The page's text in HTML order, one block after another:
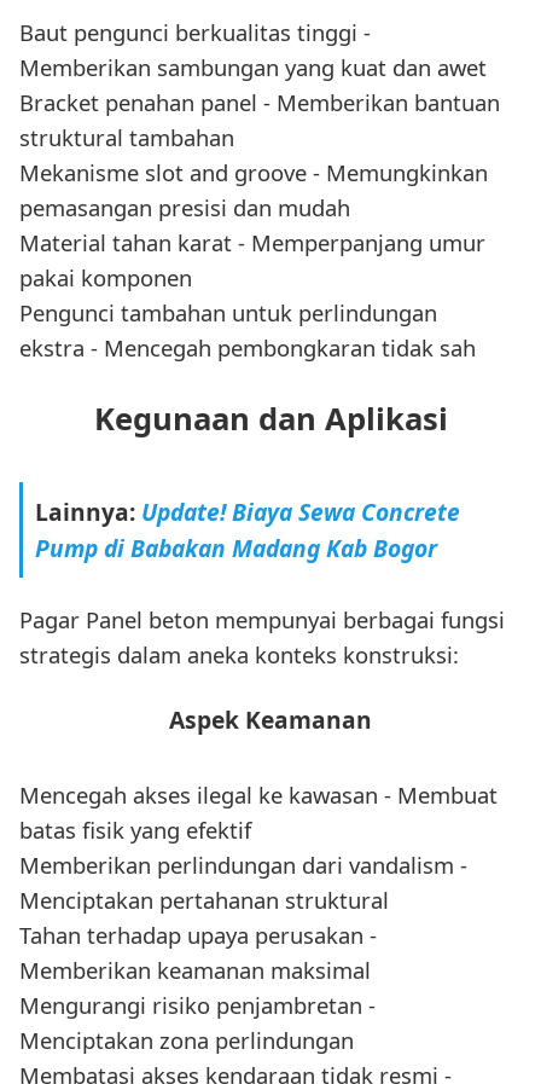
Baut pengunci berkualitas tinggi -
Memberikan sambungan yang kuat dan awet
Bracket penahan panel - Memberikan bantuan
struktural tambahan
Mekanisme slot and groove - Memungkinkan
pemasangan presisi dan mudah
Material tahan karat - Memperpanjang umur
pakai komponen
Pengunci tambahan untuk perlindungan
ekstra - Mencegah pembongkaran tidak sah
Kegunaan dan Aplikasi
Lainnya: Update! Biaya Sewa Concrete
Pump di Babakan Madang Kab Bogor
Pagar Panel beton mempunyai berbagai fungsi
strategis dalam aneka konteks konstruksi:
Aspek Keamanan
Mencegah akses ilegal ke kawasan - Membuat
batas fisik yang efektif
Memberikan perlindungan dari vandalism -
Menciptakan pertahanan struktural
Tahan terhadap upaya perusakan -
Memberikan keamanan maksimal
Mengurangi risiko penjambretan -
Menciptakan zona perlindungan
Membatasi akses kendaraan tidak resmi -